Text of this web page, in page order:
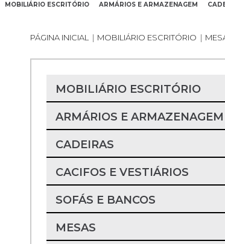
MOBILIÁRIO ESCRITÓRIO ARMÁRIOS E ARMAZENAGEM
PÁGINA INICIAL | MOBILIÁRIO ESCRITÓRIO |
MOBILIÁRIO ESCRITÓRIO
ARMÁRIOS E ARMAZENAGEM
CADEIRAS
CACIFOS E VESTIÁRIOS
SOFÁS E BANCOS
MESAS